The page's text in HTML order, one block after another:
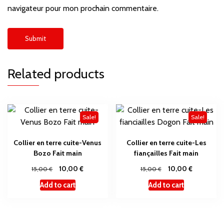
navigateur pour mon prochain commentaire.
Related products
Sale!
Collier en terre cuite-Venus
Bozo Fait main
15,00€ 10,00€
Add to cart
Sale!
Collier en terre cuite-Les
fiançailles Fait main
15,00€ 10,00 €
Add to cart